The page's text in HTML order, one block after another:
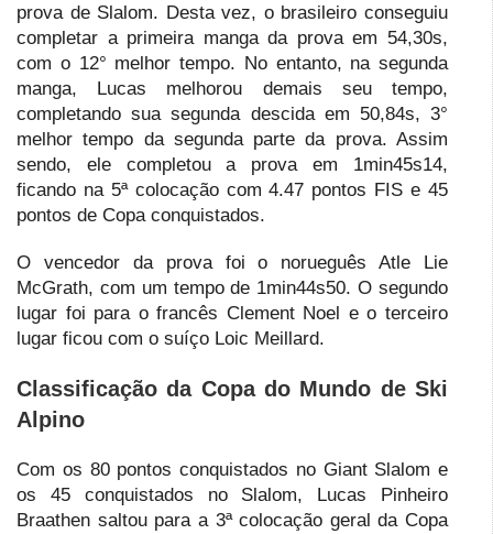
prova de Slalom. Desta vez, o brasileiro conseguiu
completar a primeira manga da prova em 54,30s,
com o 12° melhor tempo. No entanto, na segunda
manga, Lucas melhorou demais seu tempo,
completando sua segunda descida em 50,84s, 3°
melhor tempo da segunda parte da prova. Assim
sendo, ele completou a prova em 1min45s14,
ficando na 5ª colocação com 4.47 pontos FIS e 45
pontos de Copa conquistados.
O vencedor da prova foi o norueguês Atle Lie
McGrath, com um tempo de 1min44s50. O segundo
lugar foi para o francês Clement Noel e o terceiro
lugar ficou com o suíço Loic Meillard.
Classificação da Copa do Mundo de Ski
Alpino
Com os 80 pontos conquistados no Giant Slalom e
os 45 conquistados no Slalom, Lucas Pinheiro
Braathen saltou para a 3ª colocação geral da Copa